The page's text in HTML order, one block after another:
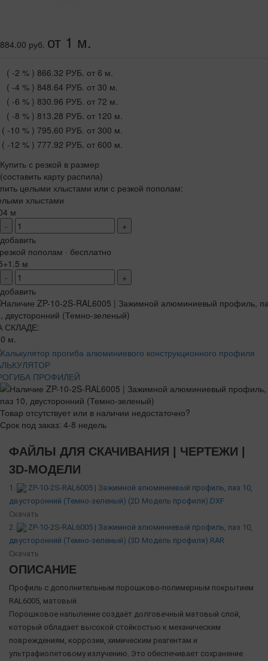
884.00 руб. от 1 м.
( -2 % ) 866.32 РУБ. от 6 м.
( -4 % ) 848.64 РУБ. от 30 м.
( -6 % ) 830.96 РУБ. от 72 м.
( -8 % ) 813.28 РУБ. от 120 м.
( -10 % ) 795.60 РУБ. от 300 м.
( -12 % ) 777.92 РУБ. от 600 м.
Купить с резкой в размер
(составить карту распила)
целыми хлыстами или с резкой пополам:
хлыстами
м
-
+
добавить
пополам · бесплатно
м
-
+
добавить
СКЛАДЕ:
м.
ПРОФИЛЕЙ
Товар отсутствует или в наличии недостаточно?
Срок под заказ: 4-8 недель
ФАЙЛЫ ДЛЯ СКАЧИВАНИЯ | ЧЕРТЕЖИ |
3D-МОДЕЛИ
1.
ZP-10-2S-RAL6005 | Зажимной алюминиевый профиль, паз 10,
двусторонний (Темно-зеленый) (2D Модель профиля).DXF
Скачать
2.
ZP-10-2S-RAL6005 | Зажимной алюминиевый профиль, паз 10,
двусторонний (Темно-зеленый) (3D Модель профиля).RAR
Скачать
ОПИСАНИЕ
Профиль с дополнительным порошково-полимерным покрытием
RAL6005, матовый.
Порошковое напыление создаёт долговечный матовый слой,
который обладает высокой стойкостью к механическим
повреждениям, коррозии, химическим реагентам и
ультрафиолетовому излучению. Это обеспечивает сохранение